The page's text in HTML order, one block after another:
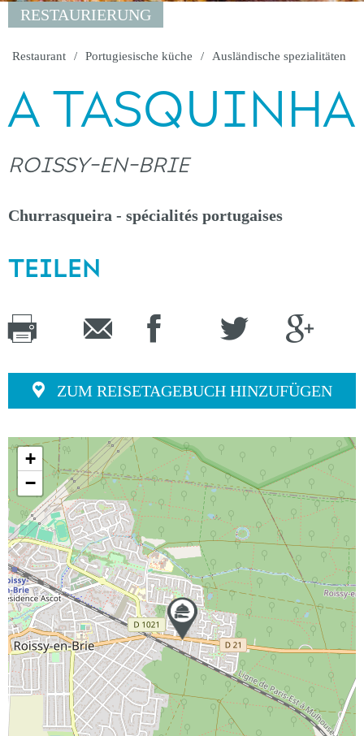
RESTAURIERUNG
Restaurant Portugiesische küche Ausländische spezialitäten
A TASQUINHA
ROISSY-EN-BRIE
Churrasqueira - spécialités portugaises
TEILEN
ZUM REISETAGEBUCH HINZUFÜGEN
+
−